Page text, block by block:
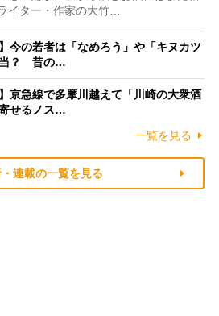
イター・作家の大竹…
今の若者は「なめろう」や「キヌカツ
当？ 昔の…
京急線で多摩川越えて「川崎の大衆酒
せるノス…
一覧を見る
連載の一覧を見る